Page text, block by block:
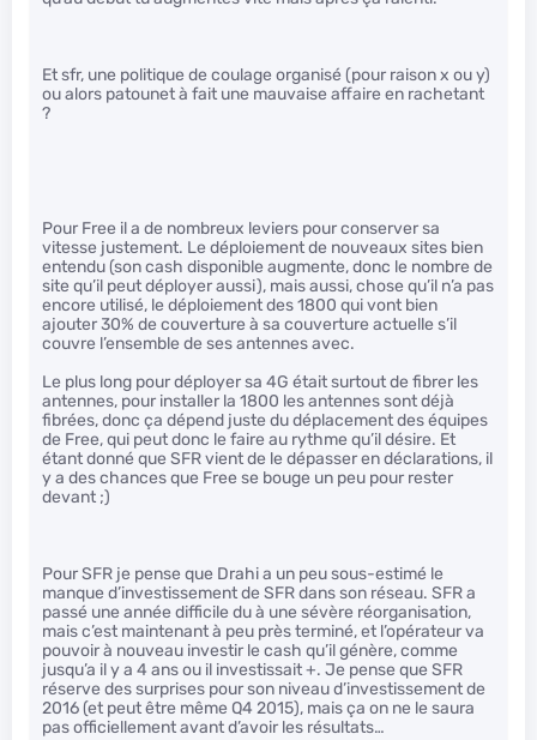
Et sfr, une politique de coulage organisé (pour raison x ou y)
ou alors patounet à fait une mauvaise affaire en rachetant
?
Pour Free il a de nombreux leviers pour conserver sa
vitesse justement. Le déploiement de nouveaux sites bien
entendu (son cash disponible augmente, donc le nombre de
site qu’il peut déployer aussi), mais aussi, chose qu’il n’a pas
encore utilisé, le déploiement des 1800 qui vont bien
ajouter 30% de couverture à sa couverture actuelle s’il
couvre l’ensemble de ses antennes avec.
Le plus long pour déployer sa 4G était surtout de fibrer les
antennes, pour installer la 1800 les antennes sont déjà
fibrées, donc ça dépend juste du déplacement des équipes
de Free, qui peut donc le faire au rythme qu’il désire. Et
étant donné que SFR vient de le dépasser en déclarations, il
y a des chances que Free se bouge un peu pour rester
devant ;)
Pour SFR je pense que Drahi a un peu sous-estimé le
manque d’investissement de SFR dans son réseau. SFR a
passé une année difficile du à une sévère réorganisation,
mais c’est maintenant à peu près terminé, et l’opérateur va
pouvoir à nouveau investir le cash qu’il génère, comme
jusqu’a il y a 4 ans ou il investissait +. Je pense que SFR
réserve des surprises pour son niveau d’investissement de
2016 (et peut être même Q4 2015), mais ça on ne le saura
pas officiellement avant d’avoir les résultats…